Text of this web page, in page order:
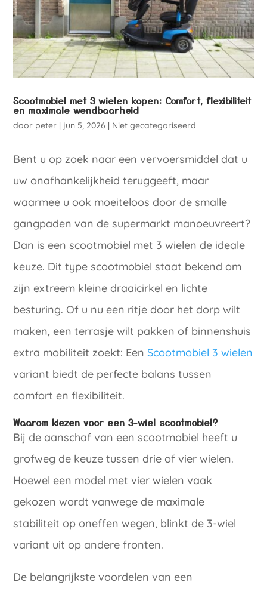
Scootmobiel met 3 wielen kopen: Comfort, flexibiliteit
en maximale wendbaarheid
door peter | jun 5, 2026 | Niet gecategoriseerd
Bent u op zoek naar een vervoersmiddel dat u
uw onafhankelijkheid teruggeeft, maar
waarmee u ook moeiteloos door de smalle
gangpaden van de supermarkt manoeuvreert?
Dan is een scootmobiel met 3 wielen de ideale
keuze. Dit type scootmobiel staat bekend om
zijn extreem kleine draaicirkel en lichte
besturing. Of u nu een ritje door het dorp wilt
maken, een terrasje wilt pakken of binnenshuis
extra mobiliteit zoekt: EenScootmobiel 3 wielen
variant biedt de perfecte balans tussen
comfort en flexibiliteit.
Waarom kiezen voor een 3-wiel scootmobiel?
Bij de aanschaf van een scootmobiel heeft u
grofweg de keuze tussen drie of vier wielen.
Hoewel een model met vier wielen vaak
gekozen wordt vanwege de maximale
stabiliteit op oneffen wegen, blinkt de 3-wiel
variant uit op andere fronten.
De belangrijkste voordelen van een